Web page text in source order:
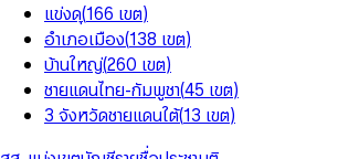
แข่งดุ(166 เขต)
อำเภอเมือง(138 เขต)
บ้านใหญ่(260 เขต)
ชายแดนไทย-กัมพูชา(45 เขต)
3 จังหวัดชายแดนใต้(13 เขต)